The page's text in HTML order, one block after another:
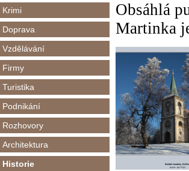
Krimi
Doprava
Vzdělávání
Firmy
Turistika
Podnikání
Rozhovory
Architektura
Historie
Obsáhlá
Martinka